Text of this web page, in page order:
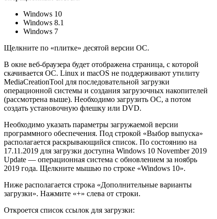
Windows 10
Windows 8.1
Windows 7
Щелкните по «плитке» десятой версии ОС.
В окне веб-браузера будет отображена страница, с которой
скачивается ОС. Linux и macOS не поддерживают утилиту
MediaCreationTool для последовательной загрузки
операционной системы и создания загрузочных накопителей
(рассмотрена выше). Необходимо загрузить ОС, а потом
создать установочную флешку или DVD.
Необходимо указать параметры загружаемой версии
программного обеспечения. Под строкой «Выбор выпуска»
располагается раскрывающийся список. По состоянию на
17.11.2019 для загрузки доступна Windows 10 November 2019
Update — операционная система с обновлением за ноябрь
2019 года. Щелкните мышью по строке «Windows 10».
Ниже располагается строка «Дополнительные варианты
загрузки». Нажмите «+» слева от строки.
Откроется список ссылок для загрузки: